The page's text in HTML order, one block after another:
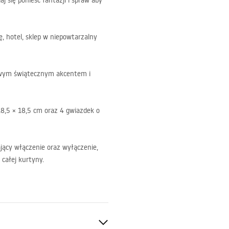
hotel, sklep w niepowtarzalny
świątecznym akcentem i
× 18,5 cm oraz 4 gwiazdek o
włączenie oraz wyłączenie,
kurtyny.